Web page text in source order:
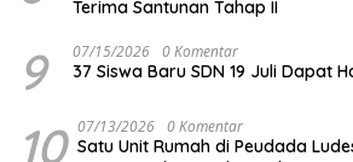
Terima Santunan Tahap II
9 07/15/2026 0 Komentar
37 Siswa Baru SDN 19 Juli Dapat
10 07/13/2026 0 Komentar
Satu Unit Rumah di Peudada